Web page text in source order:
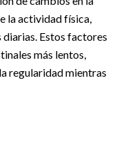
la actividad física,
diarias. Estos factores
más lentos,
regularidad mientras